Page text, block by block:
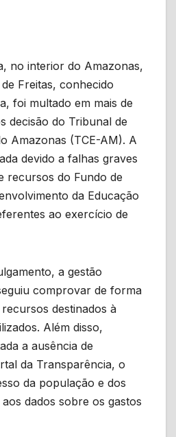
no interior do Amazonas,
Freitas, conhecido
foi multado em mais de
decisão do Tribunal de
Amazonas (TCE-AM). A
devido a falhas graves
recursos do Fundo de
da Educação
ao exercício de
a gestão
comprovar de forma
destinados à
Além disso,
a ausência de
da Transparência, o
da população e dos
dados sobre os gastos